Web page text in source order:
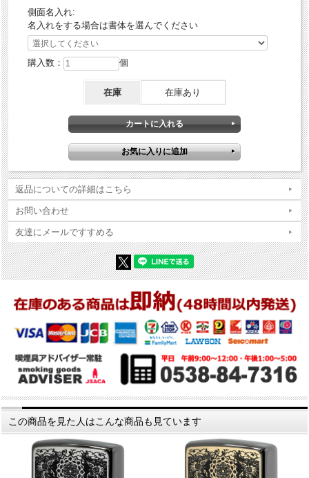
側面名入れ:
名入れをする場合は書体を選んでください
購入数： 個
在庫 在庫あり
返品についての詳細はこちら
お問い合わせ
友達にメールですすめる
この商品を見た人はこんな商品も見ています